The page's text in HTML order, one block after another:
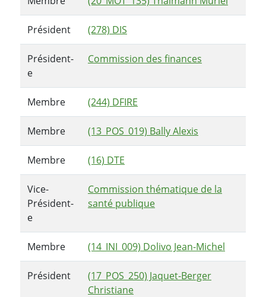
Président (278) DIS
Président-
e
Commission des finances
Membre (244) DFIRE
Membre (13_POS_019) Bally Alexis
Membre (16) DTE
Vice-
Président-
e
Commission thématique de la
santé publique
Membre (14_INI_009) Dolivo Jean-Michel
Président
(17_POS_250) Jaquet-Berger
Christiane